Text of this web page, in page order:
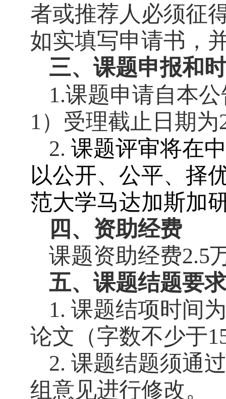
者或推荐人必须征
如实填写申请书，
三、课题申报和
1.课题申请自本
1）受理截止日期为
2.课题评审将在
以公开、公平、择
范大学马达加斯加
四、资助经费
课题资助经费2.5
五、课题结题要
1. 课题结项时间
论文（字数不少于
2. 课题结题须通
组意见进行修改。